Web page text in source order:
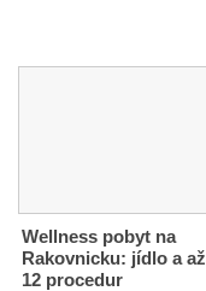
Wellness pobyt na
Rakovnicku: jídlo a až
12 procedur